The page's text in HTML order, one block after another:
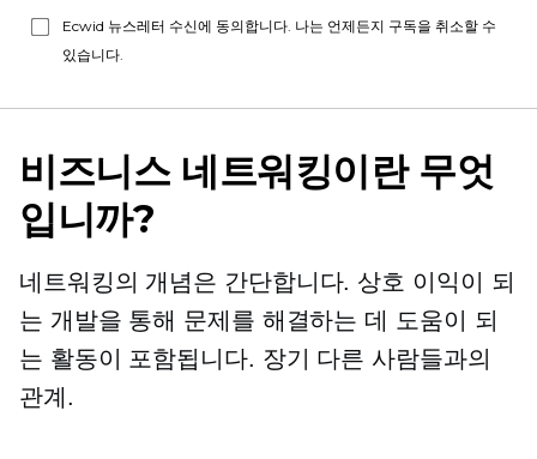
Ecwid 뉴스레터 수신에 동의합니다. 나는 언제든지 구독을 취소할 수
있습니다.
비즈니스 네트워킹이란 무엇
입니까?
네트워킹의 개념은 간단합니다. 상호 이익이 되
는 개발을 통해 문제를 해결하는 데 도움이 되
는 활동이 포함됩니다. 장기
다른 사람들과의
관계.